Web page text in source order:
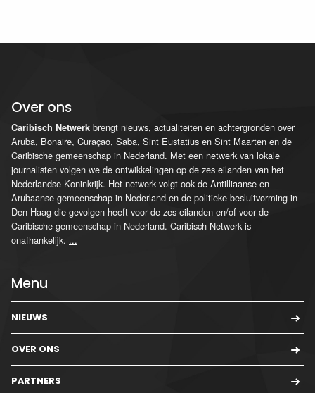
Over ons
Caribisch Netwerk brengt nieuws, actualiteiten en achtergronden over
Aruba, Bonaire, Curaçao, Saba, Sint Eustatius en Sint Maarten en de
Caribische gemeenschap in Nederland. Met een netwerk van lokale
journalisten volgen we de ontwikkelingen op de zes eilanden van het
Nederlandse Koninkrijk. Het netwerk volgt ook de Antilliaanse en
Arubaanse gemeenschap in Nederland en de politieke besluitvorming in
Den Haag die gevolgen heeft voor de zes eilanden en/of voor de
Caribische gemeenschap in Nederland. Caribisch Netwerk is
onafhankelijk. ...
Menu
NIEUWS
OVER ONS
PARTNERS